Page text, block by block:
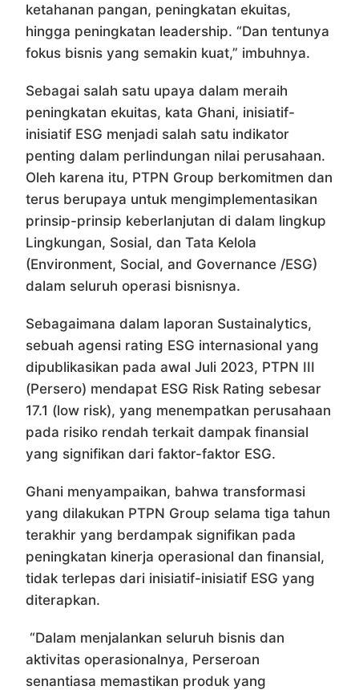
ketahanan pangan, peningkatan ekuitas,
hingga peningkatan leadership. “Dan tentunya
fokus bisnis yang semakin kuat,” imbuhnya.
Sebagai salah satu upaya dalam meraih
peningkatan ekuitas, kata Ghani, inisiatif-
inisiatif ESG menjadi salah satu indikator
penting dalam perlindungan nilai perusahaan.
Oleh karena itu, PTPN Group berkomitmen dan
terus berupaya untuk mengimplementasikan
prinsip-prinsip keberlanjutan di dalam lingkup
Lingkungan, Sosial, dan Tata Kelola
(Environment, Social, and Governance /ESG)
dalam seluruh operasi bisnisnya.
Sebagaimana dalam laporan Sustainalytics,
sebuah agensi rating ESG internasional yang
dipublikasikan pada awal Juli 2023, PTPN III
(Persero) mendapat ESG Risk Rating sebesar
17.1 (low risk), yang menempatkan perusahaan
pada risiko rendah terkait dampak finansial
yang signifikan dari faktor-faktor ESG.
Ghani menyampaikan, bahwa transformasi
yang dilakukan PTPN Group selama tiga tahun
terakhir yang berdampak signifikan pada
peningkatan kinerja operasional dan finansial,
tidak terlepas dari inisiatif-inisiatif ESG yang
diterapkan.
“Dalam menjalankan seluruh bisnis dan
aktivitas operasionalnya, Perseroan
senantiasa memastikan produk yang